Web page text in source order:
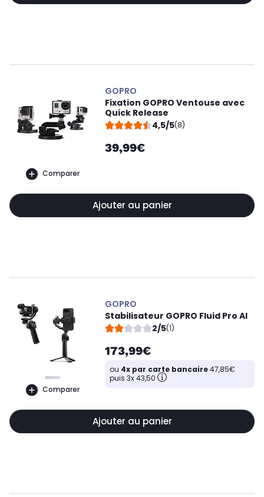
Comparer
GOPRO
Fixation GOPRO Ventouse avec
Quick Release
4,5/5(8)
39,99€
Ajouter au panier
Comparer
GOPRO
Stabilisateur GOPRO Fluid Pro AI
2/5(1)
173,99€
ou 4x par carte bancaire47,85€
puis 3x 43,50
Ajouter au panier